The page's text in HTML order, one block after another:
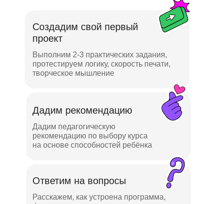
Создадим свой первый
проект
Выполним 2-3 практических задания,
протестируем логику, скорость печати,
творческое мышление
Дадим рекомендацию
Дадим педагогическую
рекомендацию по выбору курса
на основе способностей ребёнка
Ответим на вопросы
Расскажем, как устроена программа,